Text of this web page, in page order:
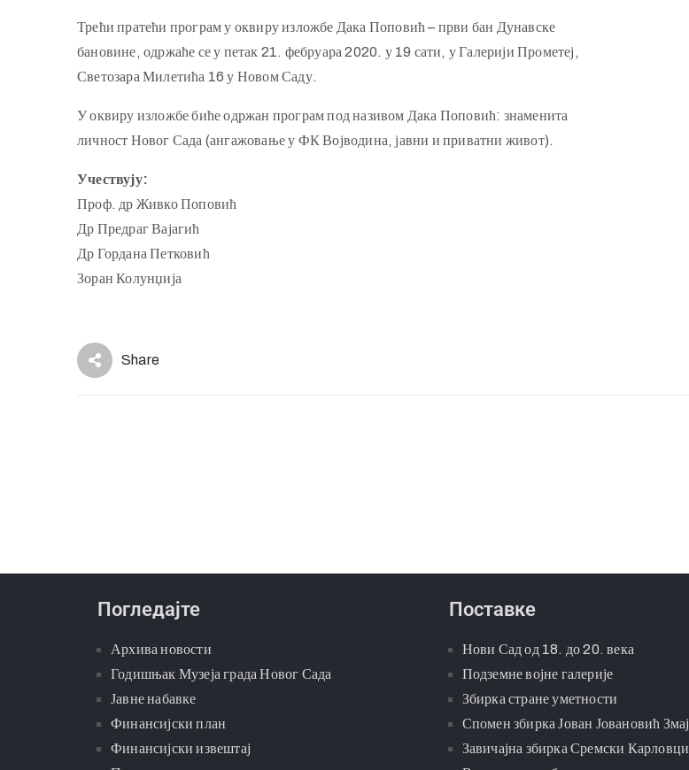
Трећи пратећи програм у оквиру изложбе Дака Поповић – први бан Дунавске
бановине, одржаће се у петак 21. фебруара 2020. у 19 сати, у Галерији Прометеј,
Светозара Милетића 16 у Новом Саду.
У оквиру изложбе биће одржан програм под називом Дака Поповић: знаменита
личност Новог Сада (ангажовање у ФК Војводина, јавни и приватни живот).
Учествују:
Проф. др Живко Поповић
Др Предраг Вајагић
Др Гордана Петковић
Зоран Колунџија
Share
Погледајте
Архива новости
Годишњак Музеја града Новог Сада
Јавне набавке
Финансијски план
Финансијски извештај
Поставке
Нови Сад од 18. до 20. века
Подземне војне галерије
Збирка стране уметности
Спомен збирка Јован Јовановић Змај
Завичајна збирка Сремски Карловци